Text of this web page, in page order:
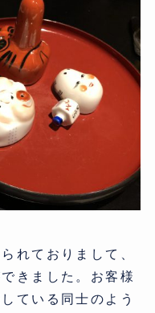
れておりまして、
きました。お客様
ている同士のよう